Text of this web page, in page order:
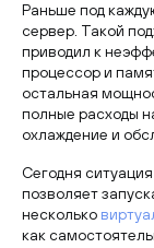
Раньше под
сервер. Такой
приводил к
процессор и
остальная
полные расходы
охлаждение и
Сегодня
позволяет
несколько
как